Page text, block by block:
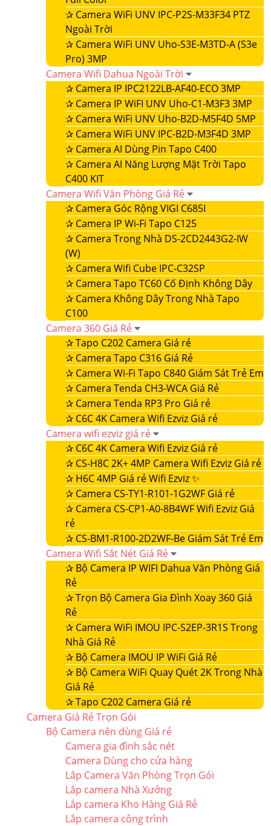
✰ Camera WiFi UNV IPC-P2S-M33F34 PTZ
Ngoài Trời
✰ Camera WiFi UNV Uho-S3E-M3TD-A (S3e
Pro) 3MP
Camera Wifi Dahua Ngoài Trời
✰ Camera IP IPC2122LB-AF40-ECO 3MP
✰ Camera IP WiFI UNV Uho-C1-M3F3 3MP
✰ Camera WiFi UNV Uho-B2D-M5F4D 5MP
✰ Camera WiFi UNV IPC-B2D-M3F4D 3MP
✰ Camera AI Dùng Pin Tapo C400
✰ Camera AI Năng Lượng Mặt Trời Tapo
C400 KIT
Camera Wifi Văn Phòng Giá Rẻ
✰ Camera Góc Rộng VIGI C685I
✰ Camera IP Wi-Fi Tapo C125
✰ Camera Trong Nhà DS-2CD2443G2-IW
(W)
✰ Camera Wifi Cube IPC-C32SP
✰ Camera Tapo TC60 Cố Định Không Dây
✰ Camera Không Dây Trong Nhà Tapo
C100
Camera 360 Giá Rẻ
✰Tapo C202 Camera Giá rẻ
✰ Camera Tapo C316 Giá Rẻ
✰ Camera Wi-Fi Tapo C840 Giám Sát Trẻ Em
✰ Camera Tenda CH3-WCA Giá Rẻ
✰ Camera Tenda RP3 Pro Giá rẻ
✰ C6C 4K Camera Wifi Ezviz Giá rẻ
Camera wifi ezviz giá rẻ
✰ C6C 4K Camera Wifi Ezviz Giá rẻ
✰ CS-H8C 2K+ 4MP Camera Wifi Ezviz Giá rẻ
✰ H6C 4MP Giá rẻ Wifi Ezviz ✨
✰ Camera CS-TY1-R101-1G2WF Giá rẻ
✰ Camera CS-CP1-A0-8B4WF Wifi Ezviz Giá
rẻ
✰ CS-BM1-R100-2D2WF-Be Giám Sát Trẻ Em
Camera Wifi Sắt Nét Giá Rẻ
✰ Bộ Camera IP WIFI Dahua Văn Phòng Giá
Rẻ
✰Trọn Bộ Camera Gia Đình Xoay 360 Giá
Rẻ
✰ Camera WiFi IMOU IPC-S2EP-3R1S Trong
Nhà Giá Rẻ
✰ Bộ Camera IMOU IP WiFi Giá Rẻ
✰ Bộ Camera WiFi Quay Quét 2K Trong Nhà
Giá Rẻ
✰Tapo C202 Camera Giá rẻ
Camera Giá Rẻ Trọn Gói
Bộ Camera nên dùng Giá rẻ
Camera gia đình sắc nét
Camera Dùng cho cửa hàng
Lắp Camera Văn Phòng Trọn Gói
Lắp camera Nhà Xưởng
Lắp camera Kho Hàng Giá Rẻ
Lắp camera công trình